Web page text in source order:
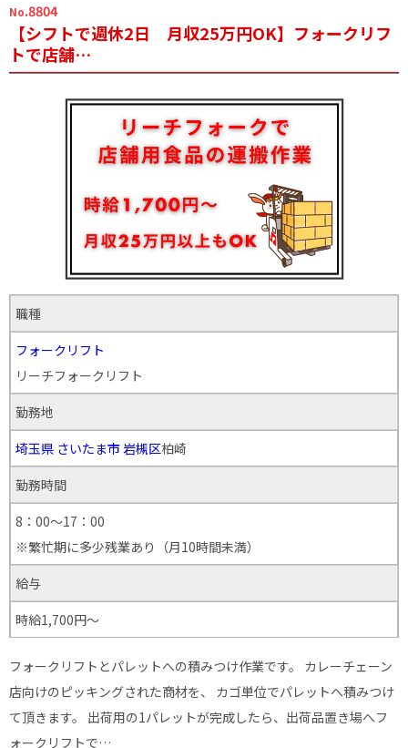
No.8804
【シフトで週休2日 月収25万円OK】フォークリフ
トで店舗…
職種
フォークリフト
リーチフォークリフト
勤務地
埼玉県 さいたま市 岩槻区柏崎
勤務時間
8：00～17：00
※繁忙期に多少残業あり（月10時間未満）
給与
時給1,700円～
フォークリフトとパレットへの積みつけ作業です。 カレーチェーン
店向けのピッキングされた商材を、 カゴ単位でパレットへ積みつけ
て頂きます。 出荷用の1パレットが完成したら、出荷品置き場へフ
ォークリフトで…